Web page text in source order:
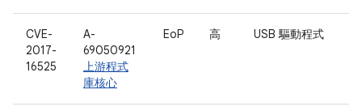
CVE-
2017-
16525
A-
69050921
上游程式
庫核心
EoP 高 USB 驅動程式